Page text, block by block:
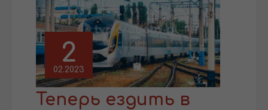
2
02.2023
Теперь ездить в